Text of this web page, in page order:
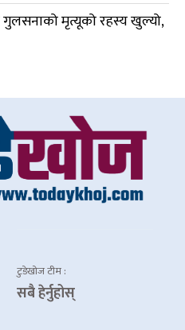
गुलसनाको मृत्यूको रहस्य खुल्यो,
टुडेखोज टीम :
सबै हेर्नुहोस्